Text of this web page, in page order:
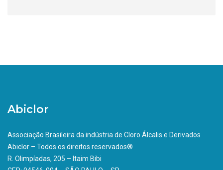
Abiclor
Associação Brasileira da indústria de Cloro Álcalis e Derivados
Abiclor – Todos os direitos reservados®
R. Olimpíadas, 205 – Itaim Bibi